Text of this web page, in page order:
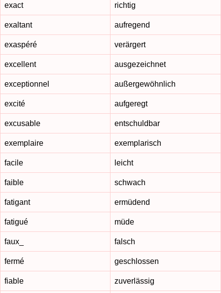
exact richtig
exaltant aufregend
exaspéré verärgert
excellent ausgezeichnet
exceptionnel außergewöhnlich
excité aufgeregt
excusable entschuldbar
exemplaire exemplarisch
facile leicht
faible schwach
fatigant ermüdend
fatigué müde
faux_ falsch
fermé geschlossen
fiable zuverlässig